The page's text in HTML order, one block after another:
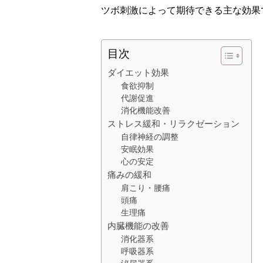
ツボ刺激によって期待できる主な効果
目次
ダイエット効果
食欲抑制
代謝促進
消化機能改善
ストレス緩和・リラクゼーション
自律神経の調整
安眠効果
心の安定
痛みの緩和
肩こり・腰痛
頭痛
生理痛
内臓機能の改善
消化器系
呼吸器系